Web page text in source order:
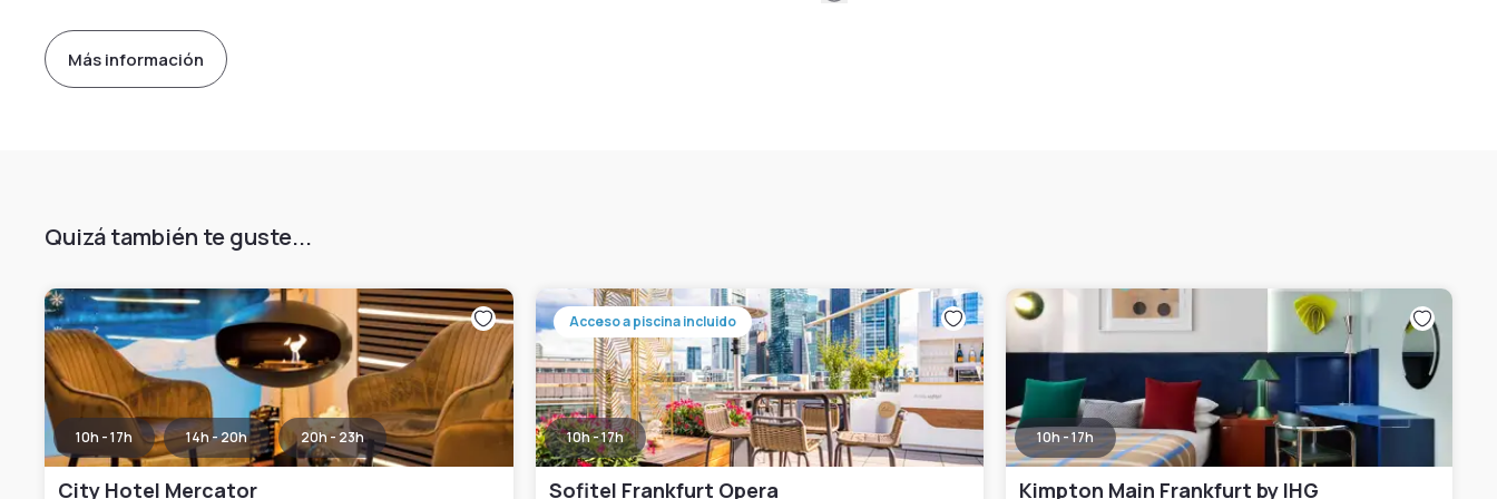
Más información
Quizá también te guste...
10h - 17h 14h - 20h 20h - 23h
City Hotel Mercator
Acceso a piscina incluido
10h - 17h
Sofitel Frankfurt Opera
10h - 17h
Kimpton Main Frankfurt by IHG